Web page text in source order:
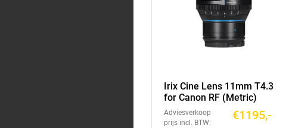
Irix Cine Lens 11mm T4.3
for Canon RF (Metric)
Adviesverkoop
prijs incl. BTW:
€1195,-